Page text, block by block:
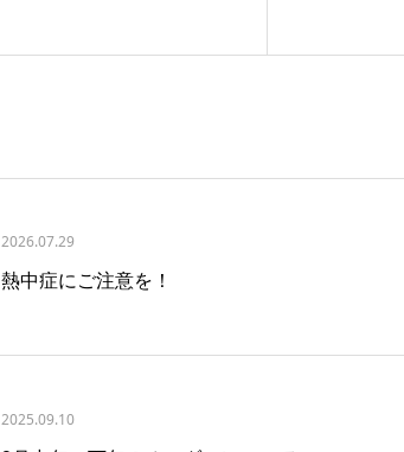
2026.07.29
熱中症にご注意を！
2025.09.10